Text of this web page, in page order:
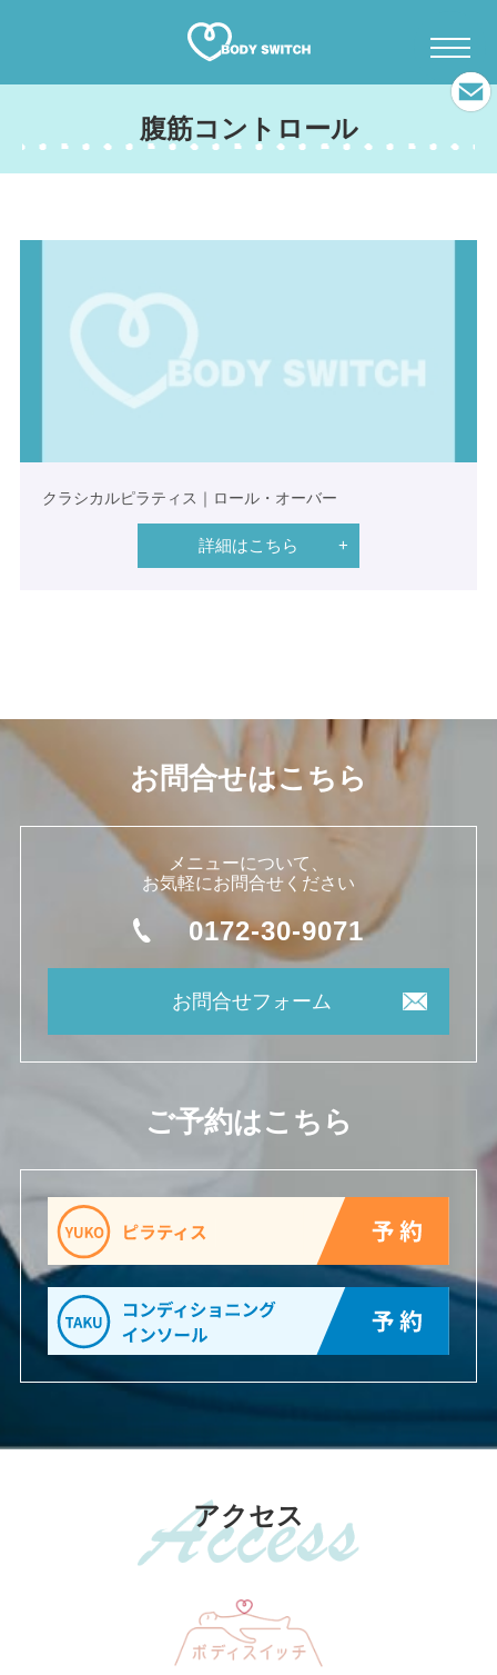
腹筋コントロール
クラシカルピラティス｜ロール・オーバー
詳細はこちら
お問合せはこちら
メニューについて、
お気軽にお問合せください
0172-30-9071
お問合せフォーム
ご予約はこちら
アクセス